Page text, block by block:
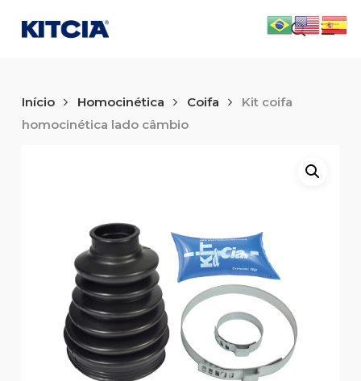
main
search
Início Homocinética Coifa
Kit coifa
homocinética lado câmbio